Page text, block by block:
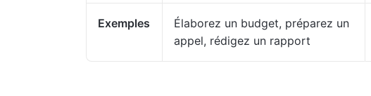
Exemples
Élaborez un budget, préparez un
appel, rédigez un rapport